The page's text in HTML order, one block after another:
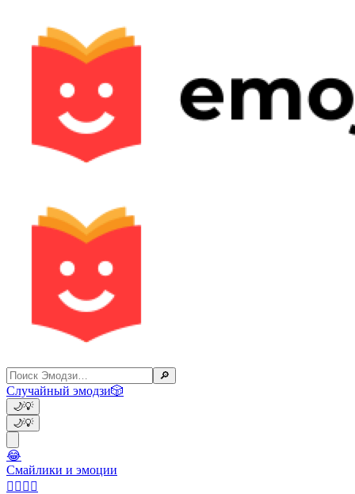
🔎
Случайный эмодзи🎲
🌙💡
🌙💡
😂
Смайлики и эмоции
👩‍❤️‍💋‍👨